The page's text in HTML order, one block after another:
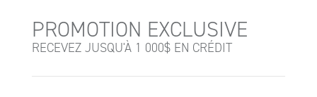
PROMOTION EXCLUSIVE
RECEVEZ JUSQU'À 1 000$ EN CRÉDIT